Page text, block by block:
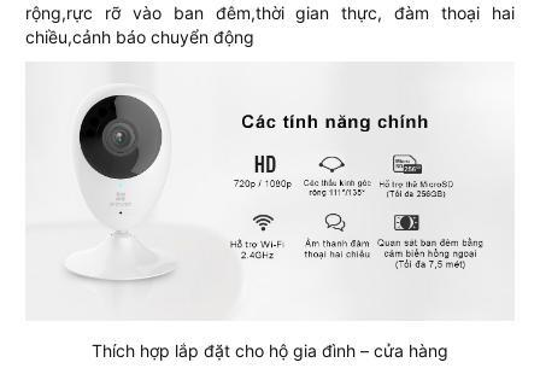
rộng,rực rỡ vào ban đêm,thời gian thực, đàm thoại hai
chiều,cảnh báo chuyển động
Thích hợp lắp đặt cho hộ gia đình – cửa hàng